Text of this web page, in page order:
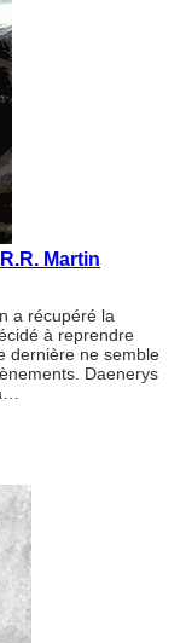
Martin
a récupéré la
à reprendre
dernière ne semble
Daenerys